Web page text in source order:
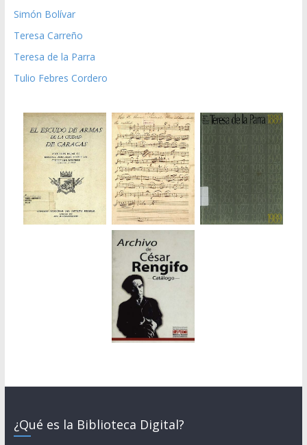
Simón Bolívar
Teresa Carreño
Teresa de la Parra
Tulio Febres Cordero
¿Qué es la Biblioteca Digital?